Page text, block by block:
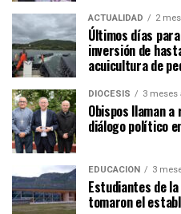
ACTUALIDAD 2
Últimos días
inversión de
acuicultura de
DIÓCESIS 3 meses
Obispos llaman
diálogo político
EDUCACIÓN 3
Estudiantes de
tomaron el